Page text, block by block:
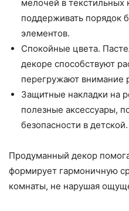
мелочей в текстильных
поддерживать порядок
элементов.
Спокойные цвета.
декоре способствуют
перегружают внимание
Защитные накладки на
полезные аксессуары,
безопасности в детской.
Продуманный декор
формирует гармоничную
комнаты, не нарушая